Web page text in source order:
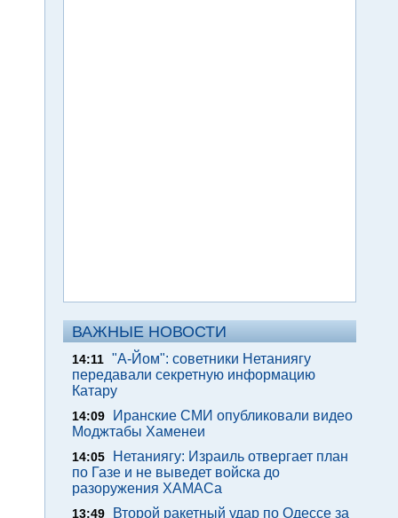
ВАЖНЫЕ НОВОСТИ
14:11 "А-Йом": советники Нетаниягу
передавали секретную информацию
Катару
14:09
Иранские СМИ опубликовали видео
Моджтабы Хаменеи
14:05
Нетаниягу: Израиль отвергает план
по Газе и не выведет войска до
разоружения ХАМАСа
13:49
Второй ракетный удар по Одессе за